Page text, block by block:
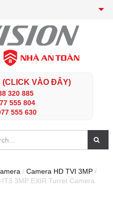
VÀO ĐÂY)
320 885
555 804
555 630
/ Camera HD TVI 3MP /
3MP EXIR Turret Camera